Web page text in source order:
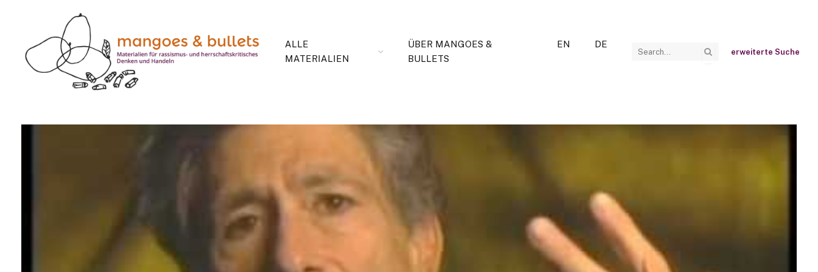
ALLE
MATERIALIEN
ÜBER MANGOES &
BULLETS
EN DE
erweiterte Suche